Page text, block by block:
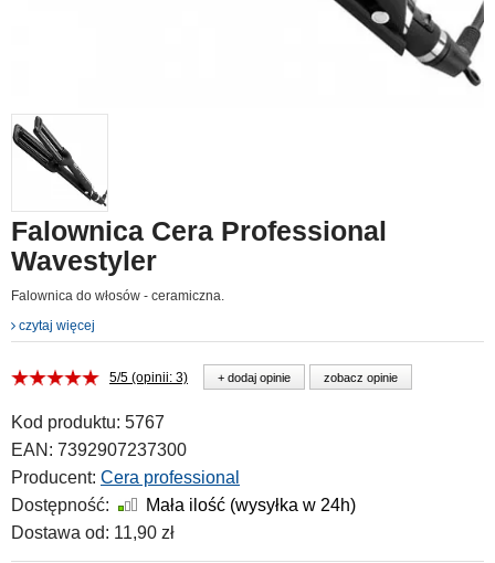
Falownica Cera Professional
Wavestyler
Falownica do włosów - ceramiczna.
czytaj więcej
5/5 (opinii: 3) + dodaj opinie zobacz opinie
Kod produktu: 5767
EAN: 7392907237300
Producent: Cera professional
Dostępność:
Mała ilość (wysyłka w 24h)
Dostawa od: 11,90 zł